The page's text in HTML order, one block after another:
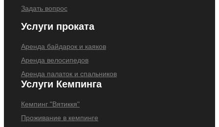
Задать вопрос
Услуги проката
Аренда байдарок и каяков
Аренда велосипедов
Аренда палаток и спальников
Услуги Кемпинга
Кемпинг "Вятиккя"
Проживание в кемпинге